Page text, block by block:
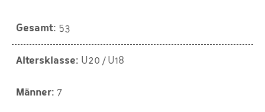
53
U20 / U18
7